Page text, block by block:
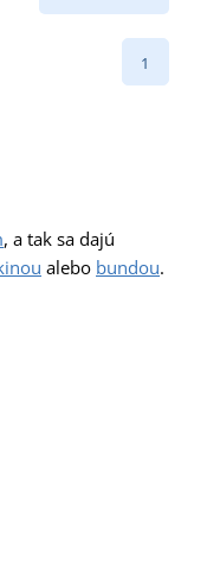
1
, a tak sa dajú
alebo bundou.